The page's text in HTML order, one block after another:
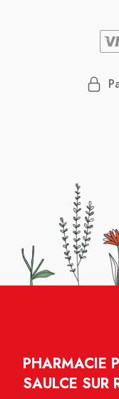
PHARMACIE
SAULCE SUR